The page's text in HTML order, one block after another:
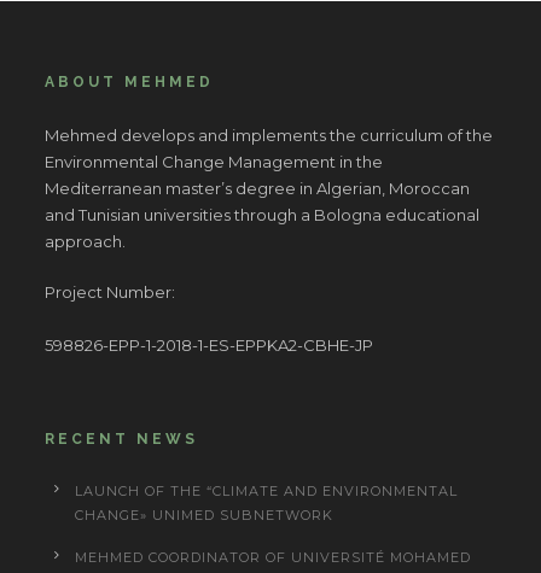
ABOUT MEHMED
Mehmed develops and implements the curriculum of the
Environmental Change Management in the
Mediterranean master’s degree in Algerian, Moroccan
and Tunisian universities through a Bologna educational
approach.
Project Number:
598826-EPP-1-2018-1-ES-EPPKA2-CBHE-JP
RECENT NEWS
LAUNCH OF THE “CLIMATE AND ENVIRONMENTAL
CHANGE» UNIMED SUBNETWORK
MEHMED COORDINATOR OF UNIVERSITÉ MOHAMED